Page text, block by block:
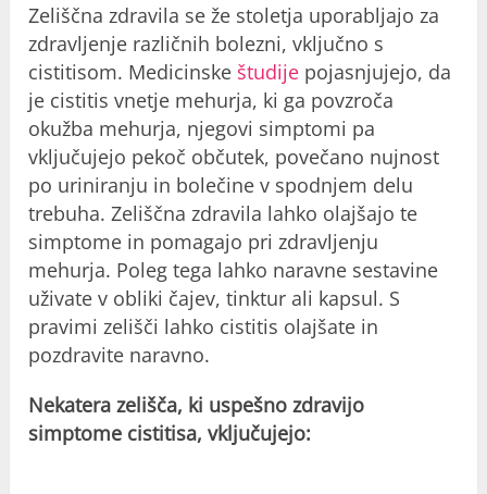
Zeliščna zdravila se že stoletja uporabljajo za
zdravljenje različnih bolezni, vključno s
cistitisom. Medicinske študije pojasnjujejo, da
je cistitis vnetje mehurja, ki ga povzroča
okužba mehurja, njegovi simptomi pa
vključujejo pekoč občutek, povečano nujnost
po uriniranju in bolečine v spodnjem delu
trebuha. Zeliščna zdravila lahko olajšajo te
simptome in pomagajo pri zdravljenju
mehurja. Poleg tega lahko naravne sestavine
uživate v obliki čajev, tinktur ali kapsul. S
pravimi zelišči lahko cistitis olajšate in
pozdravite naravno.
Nekatera zelišča, ki uspešno zdravijo
simptome cistitisa, vključujejo: